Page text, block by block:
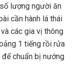
lượng người ăn
cần hành lá thái
các gia vị thông
1 tiếng rồi rửa
chuẩn bị nướng